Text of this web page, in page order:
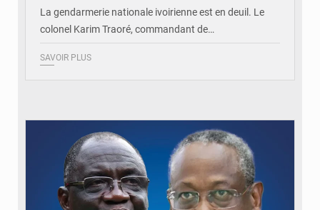
La gendarmerie nationale ivoirienne est en deuil. Le
colonel Karim Traoré, commandant de…
SAVOIR PLUS